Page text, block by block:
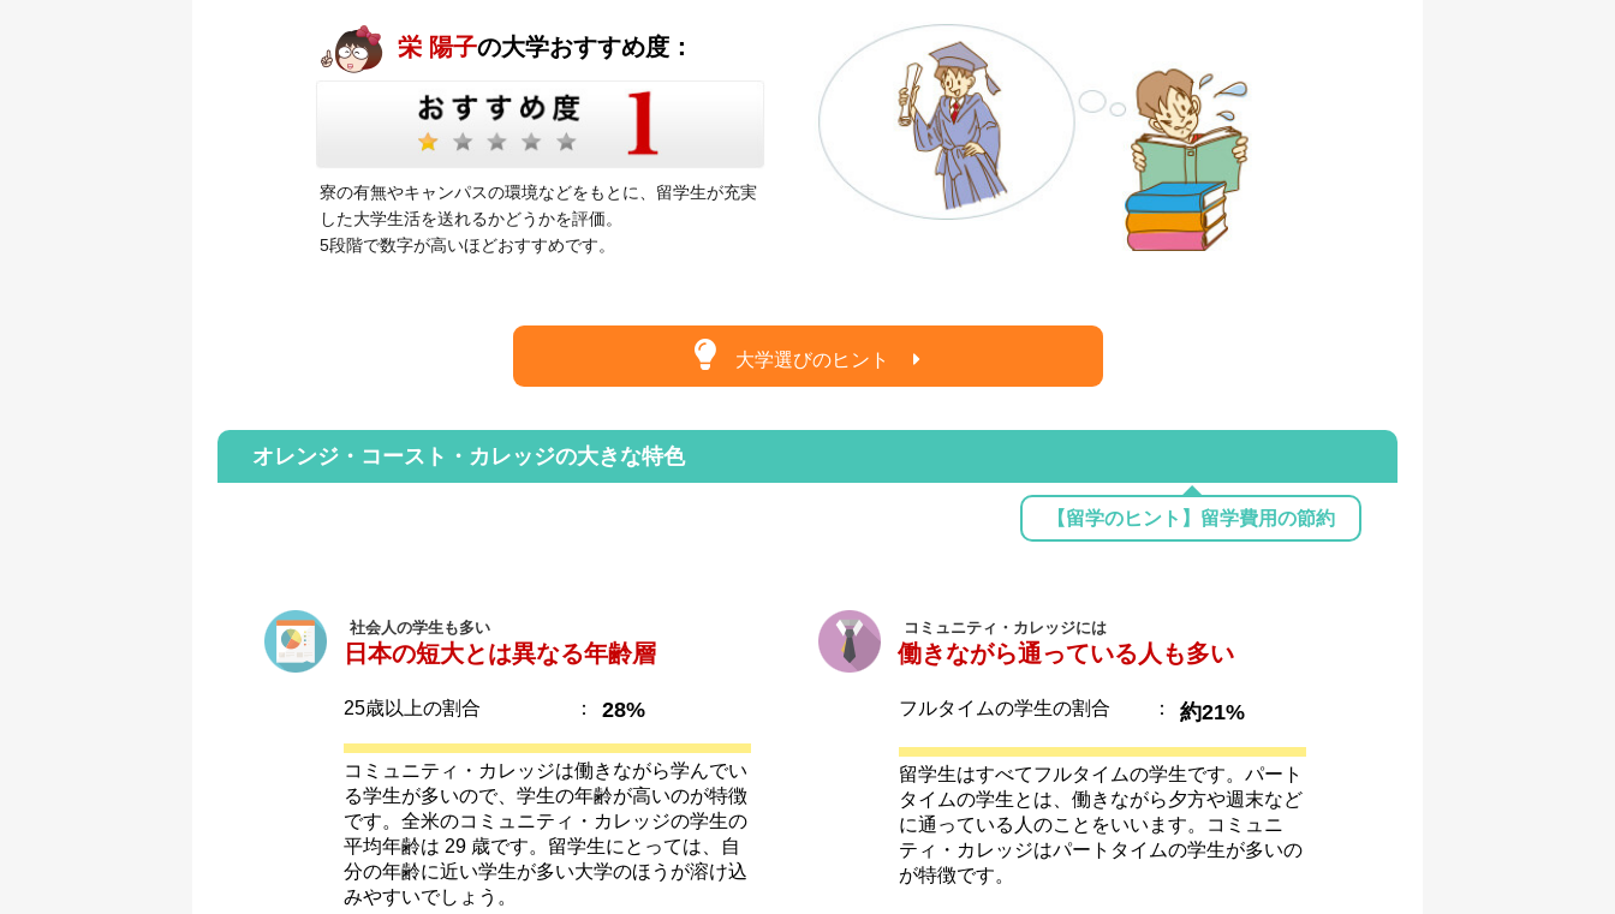
栄 陽子の大学おすすめ度：
寮の有無やキャンパスの環境などをもとに、留学生が充実
した大学生活を送れるかどうかを評価。
5段階で数字が高いほどおすすめです。
大学選びのヒント
オレンジ・コースト・カレッジの大きな特色
【留学のヒント】留学費用の節約
社会人の学生も多い
日本の短大とは異なる年齢層
25歳以上の割合 ： 28%
コミュニティ・カレッジは働きながら学んでい
る学生が多いので、学生の年齢が高いのが特徴
です。全米のコミュニティ・カレッジの学生の
平均年齢は 29 歳です。留学生にとっては、自
分の年齢に近い学生が多い大学のほうが溶け込
みやすいでしょう。
コミュニティ・カレッジには
働きながら通っている人も多い
フルタイムの学生の割合 ： 約21%
留学生はすべてフルタイムの学生です。パート
タイムの学生とは、働きながら夕方や週末など
に通っている人のことをいいます。コミュニ
ティ・カレッジはパートタイムの学生が多いの
が特徴です。